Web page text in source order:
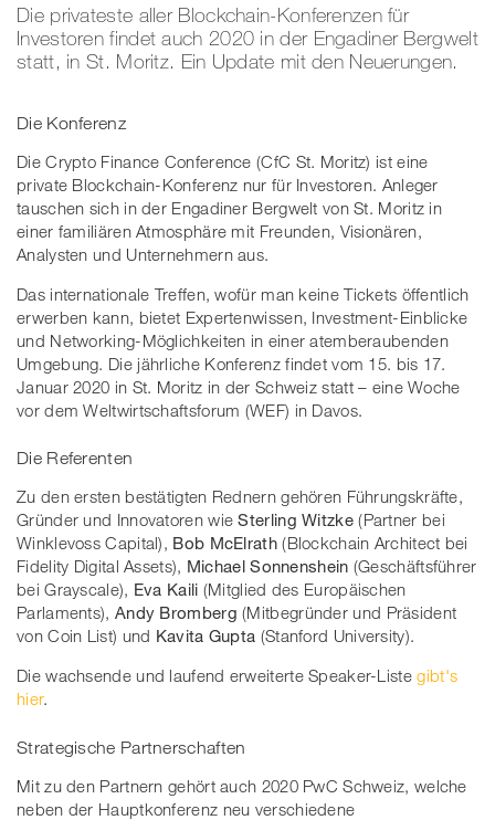
Die privateste aller Blockchain-Konferenzen für
Investoren findet auch 2020 in der Engadiner Bergwelt
statt, in St. Moritz. Ein Update mit den Neuerungen.
Die Konferenz
Die Crypto Finance Conference (CfC St. Moritz) ist eine
private Blockchain-Konferenz nur für Investoren. Anleger
tauschen sich in der Engadiner Bergwelt von St. Moritz in
einer familiären Atmosphäre mit Freunden, Visionären,
Analysten und Unternehmern aus.
Das internationale Treffen, wofür man keine Tickets öffentlich
erwerben kann, bietet Expertenwissen, Investment-Einblicke
und Networking-Möglichkeiten in einer atemberaubenden
Umgebung. Die jährliche Konferenz findet vom 15. bis 17.
Januar 2020 in St. Moritz in der Schweiz statt – eine Woche
vor dem Weltwirtschaftsforum (WEF) in Davos.
Die Referenten
Zu den ersten bestätigten Rednern gehören Führungskräfte,
Gründer und Innovatoren wie ​Sterling Witzke(Partner bei
Winklevoss Capital), ​ Bob McElrath(Blockchain Architect bei
Fidelity Digital Assets), ​ Michael Sonnenshein ​(Geschäftsführer
bei Grayscale), Eva Kaili (Mitglied des Europäischen
Parlaments), Andy Bromberg​ (Mitbegründer und Präsident
von Coin List) und ​Kavita Gupta ​(Stanford University).
Die wachsende und laufend erweiterte Speaker-Listegibt's
hier.
Strategische Partnerschaften
Mit zu den Partnern gehört auch 2020 PwC Schweiz, welche
neben der Hauptkonferenz neu verschiedene